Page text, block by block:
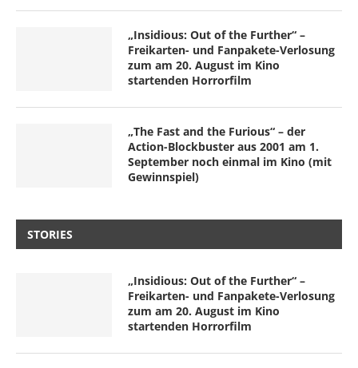
„Insidious: Out of the Further“ –
Freikarten- und Fanpakete-Verlosung
zum am 20. August im Kino
startenden Horrorfilm
„The Fast and the Furious“ – der
Action-Blockbuster aus 2001 am 1.
September noch einmal im Kino (mit
Gewinnspiel)
STORIES
„Insidious: Out of the Further“ –
Freikarten- und Fanpakete-Verlosung
zum am 20. August im Kino
startenden Horrorfilm